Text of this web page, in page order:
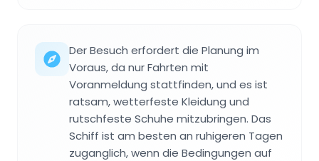
Der Besuch erfordert die Planung im
Voraus, da nur Fahrten mit
Voranmeldung stattfinden, und es ist
ratsam, wetterfeste Kleidung und
rutschfeste Schuhe mitzubringen. Das
Schiff ist am besten an ruhigeren Tagen
zuganglich, wenn die Bedingungen auf